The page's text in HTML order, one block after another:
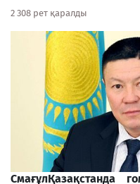
2 308 рет қаралды
СмағұлҚазақстанда